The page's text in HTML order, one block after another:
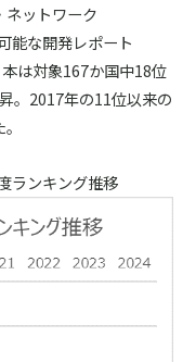
ネットワーク
能な開発レポート
は対象167か国中18位
。2017年の11位以来の
ランキング推移